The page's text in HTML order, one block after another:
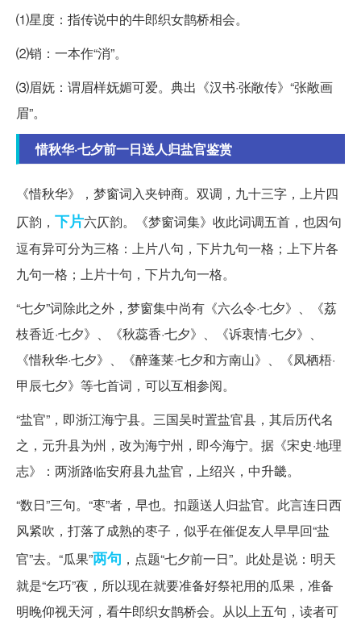
⑴星度：指传说中的牛郎织女鹊桥相会。
⑵销：一本作“消”。
⑶眉妩：谓眉样妩媚可爱。典出《汉书·张敞传》“张敞画
眉”。
惜秋华·七夕前一日送人归盐官鉴赏
《惜秋华》，梦窗词入夹钟商。双调，九十三字，上片四
仄韵， 下片六仄韵。《梦窗词集》收此词调五首，也因句
逗有异可分为三格：上片八句，下片九句一格；上下片各
九句一格；上片十句，下片九句一格。
“七夕”词除此之外，梦窗集中尚有《六么令·七夕》、《荔
枝香近·七夕》、《秋蕊香·七夕》、《诉衷情·七夕》、
《惜秋华·七夕》、《醉蓬莱·七夕和方南山》、《凤栖梧·
甲辰七夕》等七首词，可以互相参阅。
“盐官”，即浙江海宁县。三国吴时置盐官县，其后历代名
之，元升县为州，改为海宁州，即今海宁。据《宋史·地理
志》：两浙路临安府县九盐官，上绍兴，中升畿。
“数日”三句。“枣”者，早也。扣题送人归盐官。此言连日西
风紧吹，打落了成熟的枣子，似乎在催促友人早早回“盐
官”去。“瓜果”两句 ，点题“七夕前一日”。此处是说：明天
就是“乞巧”夜，所以现在就要准备好祭祀用的瓜果，准备
明晚仰视天河，看牛郎织女鹊桥会。从以上五句，读者可